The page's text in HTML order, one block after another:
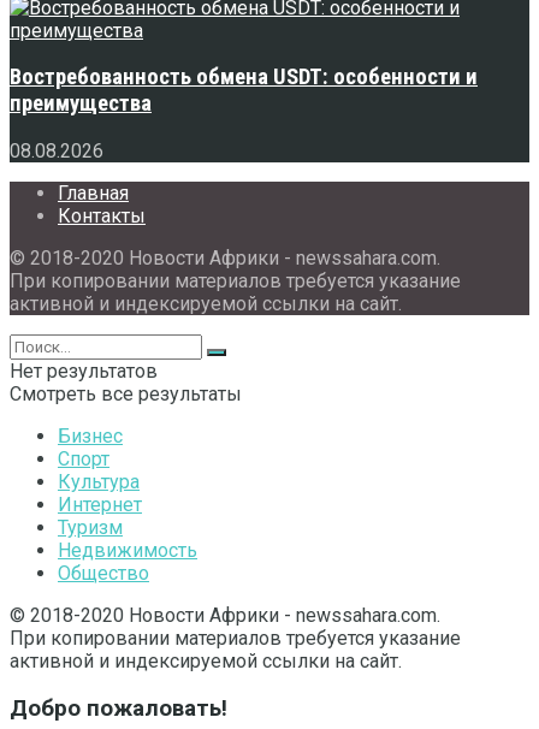
Востребованность обмена USDT: особенности и
преимущества
08.08.2026
Главная
Контакты
© 2018-2020 Новости Африки - newssahara.com.
При копировании материалов требуется указание
активной и индексируемой ссылки на сайт.
Нет результатов
Смотреть все результаты
Бизнес
Спорт
Культура
Интернет
Туризм
Недвижимость
Общество
© 2018-2020 Новости Африки - newssahara.com.
При копировании материалов требуется указание
активной и индексируемой ссылки на сайт.
Добро пожаловать!